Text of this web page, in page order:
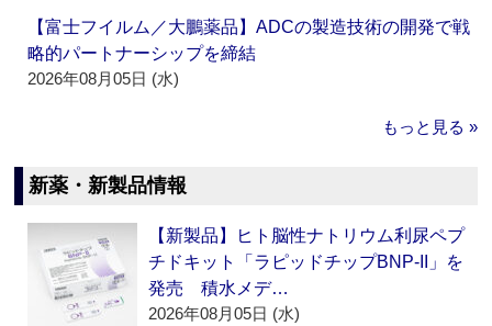
【富士フイルム／大鵬薬品】ADCの製造技術の開発で戦
略的パートナーシップを締結
2026年08月05日 (水)
もっと見る »
新薬・新製品情報
【新製品】ヒト脳性ナトリウム利尿ペプ
チドキット「ラピッドチップBNP-II」を
発売 積水メデ…
2026年08月05日 (水)